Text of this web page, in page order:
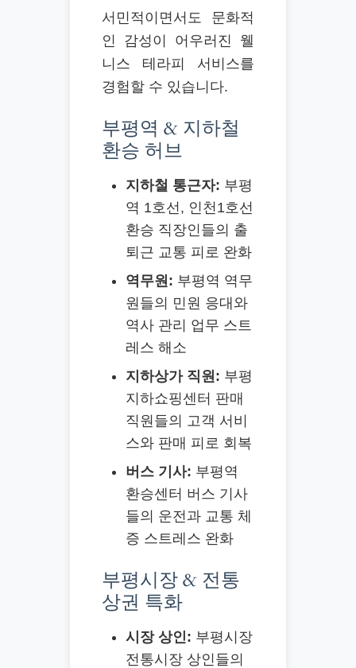
서민적이면서도 문화적
인 감성이 어우러진 웰
니스 테라피 서비스를
경험할 수 있습니다.
부평역 & 지하철
환승 허브
지하철 통근자: 부평
역 1호선, 인천1호선
환승 직장인들의 출
퇴근 교통 피로 완화
역무원: 부평역 역무
원들의 민원 응대와
역사 관리 업무 스트
레스 해소
지하상가 직원: 부평
지하쇼핑센터 판매
직원들의 고객 서비
스와 판매 피로 회복
버스 기사: 부평역
환승센터 버스 기사
들의 운전과 교통 체
증 스트레스 완화
부평시장 & 전통
상권 특화
시장 상인: 부평시장
전통시장 상인들의